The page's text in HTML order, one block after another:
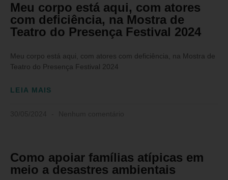
Meu corpo está aqui, com atores
com deficiência, na Mostra de
Teatro do Presença Festival 2024
Meu corpo está aqui, com atores com deficiência, na Mostra de
Teatro do Presença Festival 2024
LEIA MAIS
Como apoiar famílias atípicas em
meio a desastres ambientais